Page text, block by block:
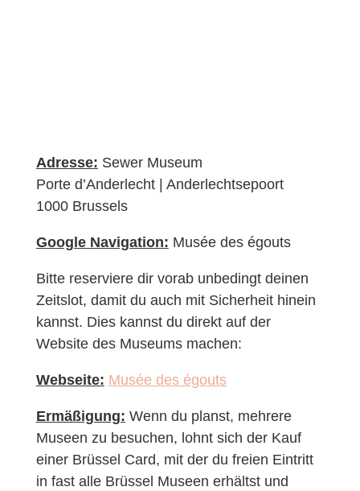
Adresse: Sewer Museum
Porte d’Anderlecht | Anderlechtsepoort
1000 Brussels
Google Navigation: Musée des égouts
Bitte reserviere dir vorab unbedingt deinen
Zeitslot, damit du auch mit Sicherheit hinein
kannst. Dies kannst du direkt auf der
Website des Museums machen:
Webseite: Musée des égouts
Ermäßigung: Wenn du planst, mehrere
Museen zu besuchen, lohnt sich der Kauf
einer Brüssel Card, mit der du freien Eintritt
in fast alle Brüssel Museen erhältst und